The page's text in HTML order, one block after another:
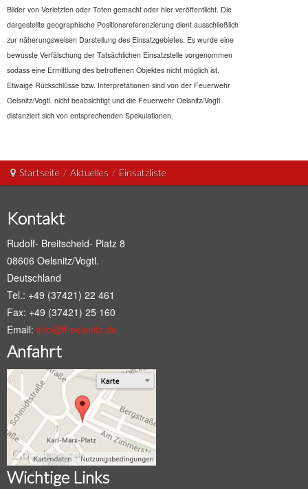
Bilder von Verletzten oder Toten gemacht oder hier veröffentlicht. Die
dargestellte geographische Positionsreferenzierung dient ausschließlich
zur näherungsweisen Darstellung des Einsatzgebietes. Es wurde eine
bewusste Verfälschung der Tatsächlichen Einsatzstelle vorgenommen
sodass eine Ermittlung des betroffenen Objektes nicht möglich ist.
Etwaige Rückschlüsse bzw. Interpretationen sind von der Feuerwehr
Oelsnitz/Vogtl. nicht beabsichtigt und die Feuerwehr Oelsnitz/Vogtl.
distanziert sich von entsprechenden Spekulationen.
Startseite / Aktuelles / Einsatzliste
Kontakt
Rudolf- Breitscheid- Platz 8
08606 Oelsnitz/Vogtl.
Deutschland
Tel.: +49 (37421) 22 461
Fax: +49 (37421) 25 160
Email: info@ff-oelsnitz.de
Anfahrt
Wichtige Links